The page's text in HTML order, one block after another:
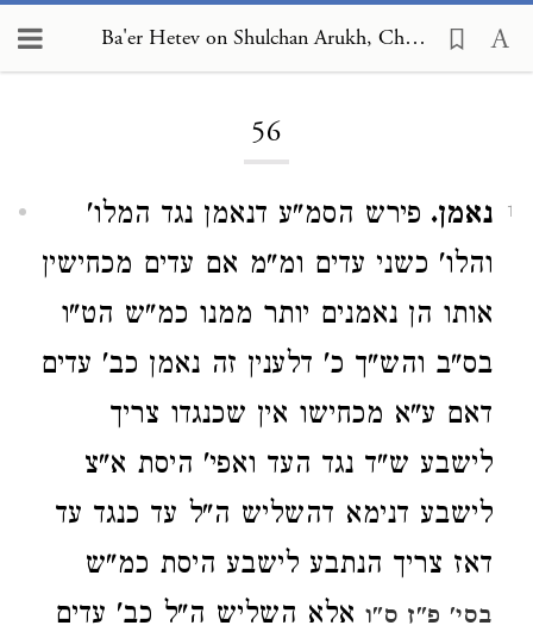
Ba'er Hetev on Shulchan Arukh, Choshen Mishpat 56
56
1 נאמן. פירש הסמ"ע דנאמן נגד המלו'
והלו' כשני עדים ומ"מ אם עדים מכחישין
אותו הן נאמנים יותר ממנו כמ"ש הט"ו
בס"ב והש"ך כ' דלענין זה נאמן כב' עדים
דאם ע"א מכחישו אין שכנגדו צריך
לישבע ש"ד נגד העד ואפי' היסת א"צ
לישבע דנימא דהשליש ה"ל עד כנגד עד
דאז צריך הנתבע לישבע היסת כמ"ש
בסי' פ"ז ס"ו אלא השליש ה"ל כב' עדים